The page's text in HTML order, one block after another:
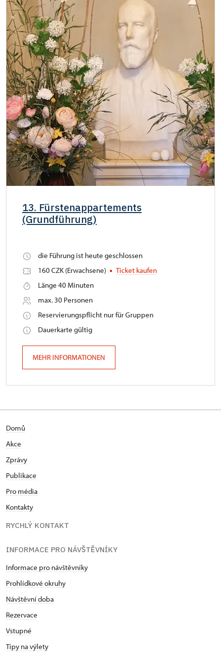
13. Fürstenappartements
(Grundführung)
die Führung ist heute geschlossen
160 CZK (Erwachsene)
Ticket kaufen
Länge 40 Minuten
max. 30 Personen
Reservierungspflicht nur für Gruppen
Dauerkarte gültig
MEHR INFORMATIONEN
Domů
Akce
Zprávy
Publikace
Pro média
Kontakty
RYCHLÝ KONTAKT
INFORMACE PRO NÁVŠTĚVNÍKY
Informace pro návštěvníky
Prohlídkové okruhy
Návštěvní doba
Rezervace
Vstupné
Tipy na výlety